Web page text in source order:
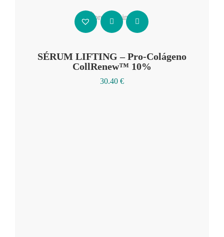
Añadir al carrito
SÉRUM LIFTING – Pro-Colágeno
CollRenew™ 10%
30.40 €